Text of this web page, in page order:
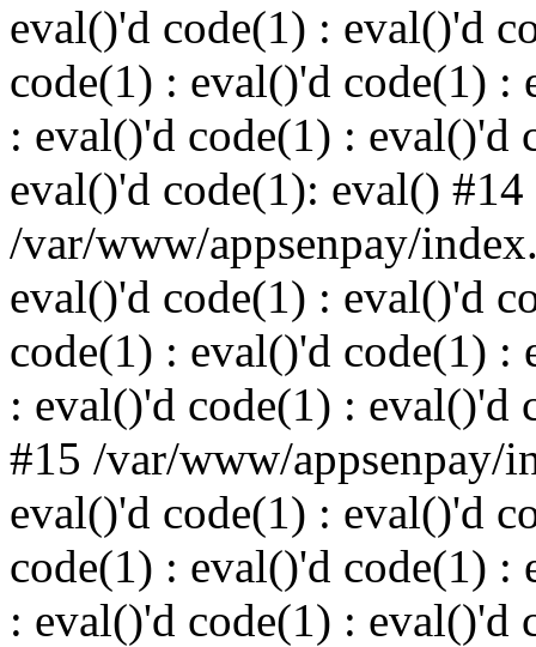
eval()'d code(1) : eval()'d
code(1) : eval()'d code(1) :
: eval()'d code(1) : eval()'d
eval()'d code(1): eval() #14
/var/www/appsenpay/
eval()'d code(1) : eval()'d
code(1) : eval()'d code(1) :
: eval()'d code(1) : eval()'d
#15 /var/www/appsenpay/
eval()'d code(1) : eval()'d
code(1) : eval()'d code(1) :
: eval()'d code(1) : eval()'d